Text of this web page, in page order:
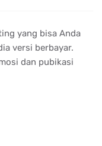
yang bisa Anda
versi berbayar.
dan pubikasi